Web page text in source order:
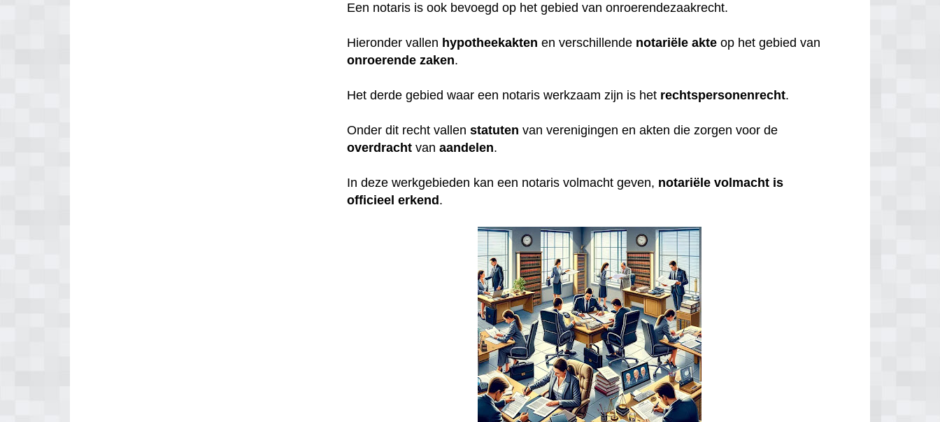
Een notaris is ook bevoegd op het gebied van onroerendezaakrecht.
Hieronder vallen hypotheekakten en verschillende notariële akte op het gebied van
onroerende zaken.
Het derde gebied waar een notaris werkzaam zijn is het rechtspersonenrecht.
Onder dit recht vallenstatuten van verenigingen en akten die zorgen voor de
overdracht vanaandelen.
In deze werkgebieden kan een notaris volmacht geven, notariële volmacht is
officieel erkend .